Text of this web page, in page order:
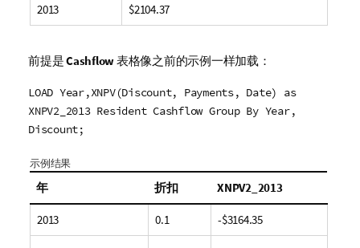
2013 $2104.37
前提是Cashflow表格像之前的示例一样加载：
LOAD Year,XNPV(Discount, Payments, Date) as
XNPV2_2013 Resident Cashflow Group By Year,
Discount;
示例结果
年 折扣 XNPV2_2013
2013 0.1 -$3164.35